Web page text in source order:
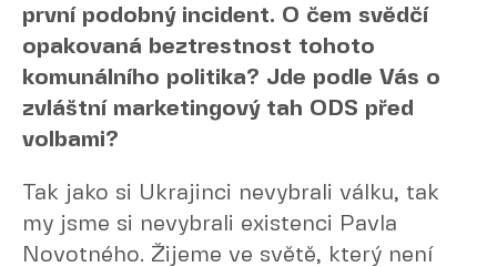
první podobný incident. O čem svědčí
opakovaná beztrestnost tohoto
komunálního politika? Jde podle Vás o
zvláštní marketingový tah ODS před
volbami?
Tak jako si Ukrajinci nevybrali válku, tak
my jsme si nevybrali existenci Pavla
Novotného. Žijeme ve světě, který není